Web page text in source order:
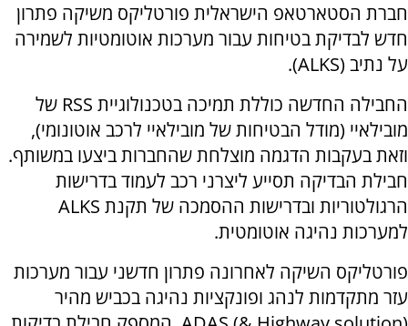
חברת הסטארטאפ הישראלית פורטליקס משיקה פתרון
חדש לבדיקת בטיחות עבור מערכות אוטומטיות לשמירה
על נתיב (ALKS).
החבילה החדשה כוללת תמיכה בטכנולוגיית RSS של
מובילאיי (מודל הבטיחות של מובילאיי לרכב אוטונומי),
וזאת בעקבות הדגמה מוצלחת שהחברות ביצעו במשותף.
חבילת הבדיקה תסייע ליצרני רכב לעמוד בדרישות
הרגולטוריות ובדרישות ההסמכה של תקנת ALKS
למערכות נהיגה אוטומטית.
פורטליקס השיקה לאחרונה פתרון חדשני עבור מערכות
עזר מתקדמות לנהג ופונקציות נהיגה בכביש מהיר